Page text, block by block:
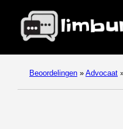
Beoordelingen » Advocaat